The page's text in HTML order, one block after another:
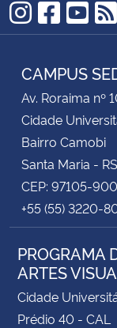
CAMPUS
Av. Roraima nº
Cidade
Bairro Camobi
Santa Maria - RS
CEP: 97105-900
+55 (55) 3220-
PROGRAMA
ARTES
Cidade
Prédio 40 - CAL